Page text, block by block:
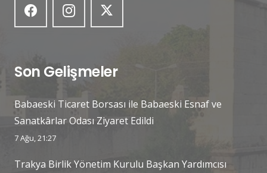
Son Gelişmeler
Babaeski Ticaret Borsası ile Babaeski Esnaf ve
Sanatkârlar Odası Ziyaret Edildi
7 Ağu, 21:27
Trakya Birlik Yönetim Kurulu Başkan Yardımcısı